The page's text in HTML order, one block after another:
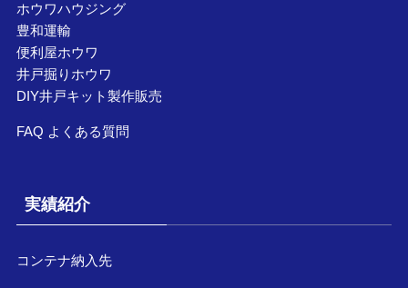
ホウワハウジング
豊和運輸
便利屋ホウワ
井戸掘りホウワ
DIY井戸キット製作販売
FAQ よくある質問
実績紹介
コンテナ納入先